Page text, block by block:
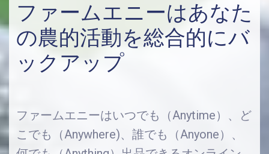
ファームエニーはあなた
の農的活動を総合的にバ
ックアップ
ファームエニーはいつでも（Anytime）、ど
こでも（Anywhere)、誰でも（Anyone）、